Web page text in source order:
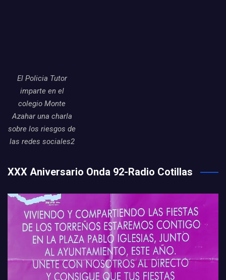
El Policia Tutor
imparte en el
colegio Monte
Azahar una charla
sobre los riesgos de
las redes sociales2
XXX Aniversario Onda 92-Radio Cotillas